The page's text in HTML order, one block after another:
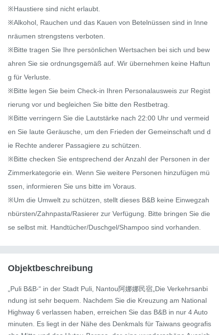
※Haustiere sind nicht erlaubt.
※Alkohol, Rauchen und das Kauen von Betelnüssen sind in Inne
nräumen strengstens verboten.
※Bitte tragen Sie Ihre persönlichen Wertsachen bei sich und bew
ahren Sie sie ordnungsgemäß auf. Wir übernehmen keine Haftun
g für Verluste.
※Bitte legen Sie beim Check-in Ihren Personalausweis zur Regist
rierung vor und begleichen Sie bitte den Restbetrag.
※Bitte verringern Sie die Lautstärke nach 22:00 Uhr und vermeid
en Sie laute Geräusche, um den Frieden der Gemeinschaft und d
ie Rechte anderer Passagiere zu schützen.
※Bitte checken Sie entsprechend der Anzahl der Personen in der
Zimmerkategorie ein. Wenn Sie weitere Personen hinzufügen mü
ssen, informieren Sie uns bitte im Voraus.
※Um die Umwelt zu schützen, stellt dieses B&B keine Einwegzah
nbürsten/Zahnpasta/Rasierer zur Verfügung. Bitte bringen Sie die
se selbst mit. Handtücher/Duschgel/Shampoo sind vorhanden.
Objektbeschreibung
„Puli B&B‧“ in der Stadt Puli, Nantou阿娜娜民宿„Die Verkehrsanbi
ndung ist sehr bequem. Nachdem Sie die Kreuzung am National
Highway 6 verlassen haben, erreichen Sie das B&B in nur 4 Auto
minuten. Es liegt in der Nähe des Denkmals für Taiwans geografis